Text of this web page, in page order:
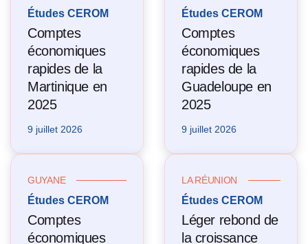
Études CEROM
Comptes
économiques
rapides de la
Martinique en
2025
9 juillet 2026
Études CEROM
Comptes
économiques
rapides de la
Guadeloupe en
2025
9 juillet 2026
GUYANE
Études CEROM
Comptes
économiques
LA RÉUNION
Études CEROM
Léger rebond de
la croissance